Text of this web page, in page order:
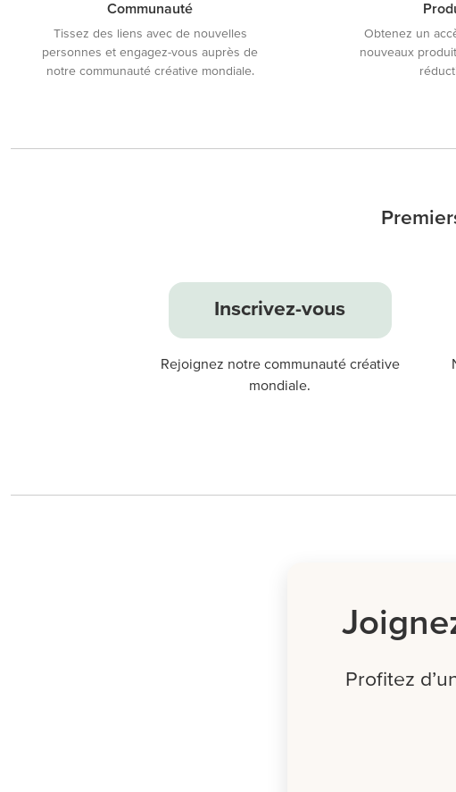
Communauté
Tissez des liens avec de nouvelles
personnes et engagez-vous auprès de
notre communauté créative mondiale.
Obtenez un
nouveaux
Inscrivez-vous
Rejoignez notre communauté créative
mondiale.
Profitez